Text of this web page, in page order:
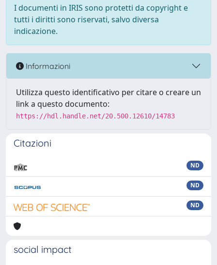
I documenti in IRIS sono protetti da copyright e
tutti i diritti sono riservati, salvo diversa
indicazione.
Informazioni
Utilizza questo identificativo per citare o creare un
link a questo documento:
https://hdl.handle.net/20.500.12610/14783
Citazioni
ND
ND
ND
social impact